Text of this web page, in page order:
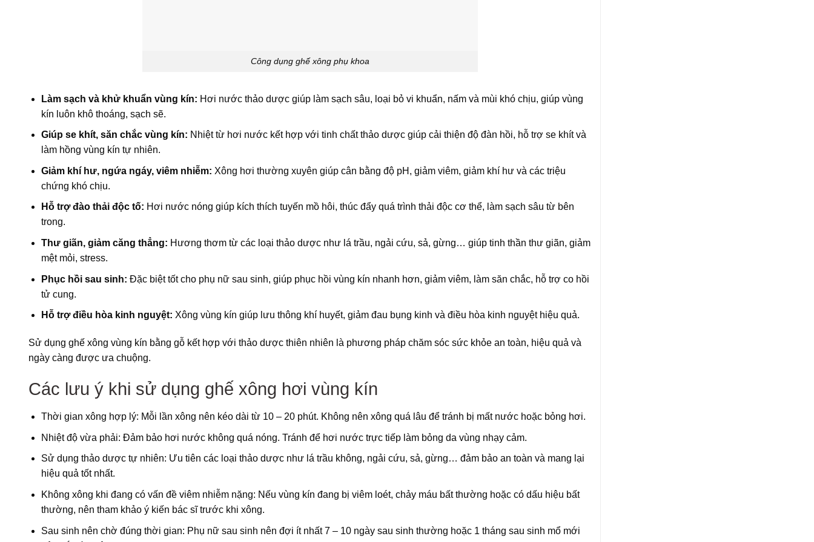
Công dụng ghế xông phụ khoa
Làm sạch và khử khuẩn vùng kín: Hơi nước thảo dược giúp làm sạch sâu, loại bỏ vi khuẩn, nấm và mùi khó chịu, giúp vùng
kín luôn khô thoáng, sạch sẽ.
Giúp se khít, săn chắc vùng kín: Nhiệt từ hơi nước kết hợp với tinh chất thảo dược giúp cải thiện độ đàn hồi, hỗ trợ se khít và
làm hồng vùng kín tự nhiên.
Giảm khí hư, ngứa ngáy, viêm nhiễm: Xông hơi thường xuyên giúp cân bằng độ pH, giảm viêm, giảm khí hư và các triệu
chứng khó chịu.
Hỗ trợ đào thải độc tố: Hơi nước nóng giúp kích thích tuyến mồ hôi, thúc đẩy quá trình thải độc cơ thể, làm sạch sâu từ bên
trong.
Thư giãn, giảm căng thẳng: Hương thơm từ các loại thảo dược như lá trầu, ngải cứu, sả, gừng… giúp tinh thần thư giãn, giảm
mệt mỏi, stress.
Phục hồi sau sinh: Đặc biệt tốt cho phụ nữ sau sinh, giúp phục hồi vùng kín nhanh hơn, giảm viêm, làm săn chắc, hỗ trợ co hồi
tử cung.
Hỗ trợ điều hòa kinh nguyệt: Xông vùng kín giúp lưu thông khí huyết, giảm đau bụng kinh và điều hòa kinh nguyệt hiệu quả.
Sử dụng ghế xông vùng kín bằng gỗ kết hợp với thảo dược thiên nhiên là phương pháp chăm sóc sức khỏe an toàn, hiệu quả và
ngày càng được ưa chuộng.
Các lưu ý khi sử dụng ghế xông hơi vùng kín
Thời gian xông hợp lý: Mỗi lần xông nên kéo dài từ 10 – 20 phút. Không nên xông quá lâu để tránh bị mất nước hoặc bỏng hơi.
Nhiệt độ vừa phải: Đảm bảo hơi nước không quá nóng. Tránh để hơi nước trực tiếp làm bỏng da vùng nhạy cảm.
Sử dụng thảo dược tự nhiên: Ưu tiên các loại thảo dược như lá trầu không, ngải cứu, sả, gừng… đảm bảo an toàn và mang lại
hiệu quả tốt nhất.
Không xông khi đang có vấn đề viêm nhiễm nặng: Nếu vùng kín đang bị viêm loét, chảy máu bất thường hoặc có dấu hiệu bất
thường, nên tham khảo ý kiến bác sĩ trước khi xông.
Sau sinh nên chờ đúng thời gian: Phụ nữ sau sinh nên đợi ít nhất 7 – 10 ngày sau sinh thường hoặc 1 tháng sau sinh mổ mới